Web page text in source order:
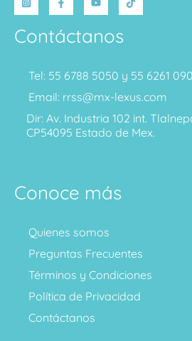
Contáctanos
Tel: 55 6788 5050 y 55 6261
Email: rrss@mx-lexus.com
Dir: Av. Industria 102 int.
CP54095 Estado de Mex.
Conoce más
Quienes somos
Preguntas Frecuentes
Términos y Condiciones
Política de Privacidad
Contáctanos